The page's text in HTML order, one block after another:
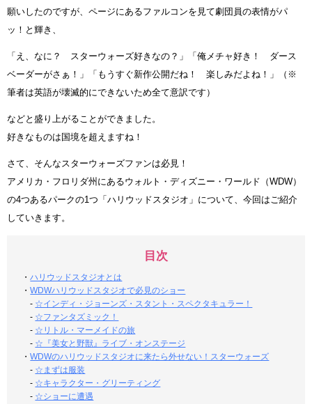
願いしたのですが、ページにあるファルコンを見て劇団員の表情がパ
ッ！と輝き、
「え、なに？ スターウォーズ好きなの？」「俺メチャ好き！ ダース
ベーダーがさぁ！」「もうすぐ新作公開だね！ 楽しみだよね！」（※
筆者は英語が壊滅的にできないため全て意訳です）
などと盛り上がることができました。
好きなものは国境を超えますね！
さて、そんなスターウォーズファンは必見！
アメリカ・フロリダ州にあるウォルト・ディズニー・ワールド（WDW）
の4つあるパークの1つ「ハリウッドスタジオ」について、今回はご紹介
していきます。
目次
・ハリウッドスタジオとは
・WDWハリウッドスタジオで必見のショー
- ☆インディ・ジョーンズ・スタント・スペクタキュラー！
- ☆ファンタズミック！
- ☆リトル・マーメイドの旅
- ☆『美女と野獣』ライブ・オンステージ
・WDWのハリウッドスタジオに来たら外せない！スターウォーズ
- ☆まずは服装
- ☆キャラクター・グリーティング
- ☆ショーに遭遇